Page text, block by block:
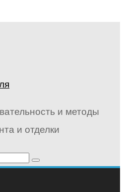
и методы
и отделки